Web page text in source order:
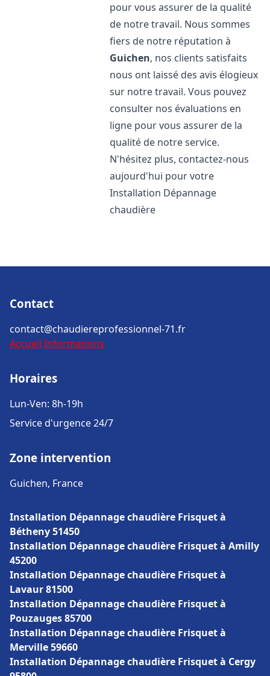
pour vous assurer de la qualité
de notre travail. Nous sommes
fiers de notre réputation à
Guichen, nos clients satisfaits
nous ont laissé des avis élogieux
sur notre travail. Vous pouvez
consulter nos évaluations en
ligne pour vous assurer de la
qualité de notre service.
N'hésitez plus, contactez-nous
aujourd'hui pour votre
Installation Dépannage
chaudière
Contact
contact@chaudiereprofessionnel-71.fr
Accueil Informations
Horaires
Lun-Ven: 8h-19h
Service d'urgence 24/7
Zone intervention
Guichen, France
Installation Dépannage chaudière Frisquet à
Bétheny 51450
Installation Dépannage chaudière Frisquet à Amilly
45200
Installation Dépannage chaudière Frisquet à
Lavaur 81500
Installation Dépannage chaudière Frisquet à
Pouzauges 85700
Installation Dépannage chaudière Frisquet à
Merville 59660
Installation Dépannage chaudière Frisquet à Cergy